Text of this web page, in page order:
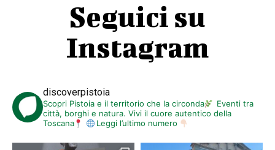
Seguici su
Instagram
discoverpistoia
Scopri Pistoia e il territorio che la circonda
Eventi tra
città, borghi e natura. Vivi il cuore autentico della
Toscana
Leggi l’ultimo numero